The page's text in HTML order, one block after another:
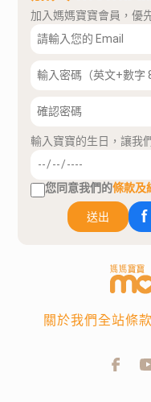
加入媽媽寶寶會員，優
輸入寶寶的生日，讓我
您同意我們的條款及
送出
關於我們全站條款